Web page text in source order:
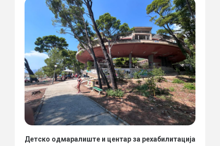
Детско одмаралиште и центар за рехабилитација